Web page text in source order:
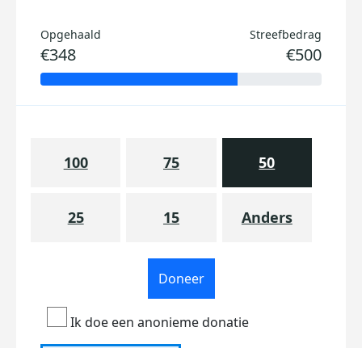
Opgehaald
€348
Streefbedrag
€500
100 75 50
25 15 Anders
Doneer
Ik doe een anonieme donatie